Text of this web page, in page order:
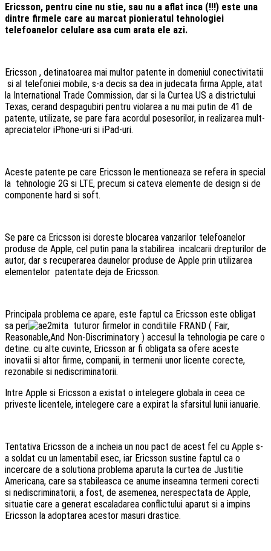
Ericsson, pentru cine nu stie, sau nu a aflat inca (!!!) este una
dintre firmele care au marcat pionieratul tehnologiei
telefoanelor celulare asa cum arata ele azi.
Ericsson , detinatoarea mai multor patente in domeniul conectivitatii
si al telefoniei mobile, s-a decis sa dea in judecata firma Apple, atat
la International Trade Commission, dar si la Curtea US a districtului
Texas, cerand despagubiri pentru violarea a nu mai putin de 41 de
patente, utilizate, se pare fara acordul posesorilor, in realizarea mult-
apreciatelor iPhone-uri si iPad-uri.
Aceste patente pe care Ericsson le mentioneaza se refera in special
la tehnologie 2G si LTE, precum si cateva elemente de design si de
componente hard si soft.
Se pare ca Ericsson isi doreste blocarea vanzarilor telefoanelor
produse de Apple, cel putin pana la stabilirea incalcarii drepturilor de
autor, dar s recuperarea daunelor produse de Apple prin utilizarea
elementelor patentate deja de Ericsson.
Principala problema ce apare, este faptul ca Ericsson este obligat
sa per
mita tuturor firmelor in conditiile FRAND ( Fair,
Reasonable,And Non-Discriminatory ) accesul la tehnologia pe care o
detine. cu alte cuvinte, Ericsson ar fi obligata sa ofere aceste
inovatii si altor firme, companii, in termenii unor licente corecte,
rezonabile si nediscriminatorii.
Intre Apple si Ericsson a existat o intelegere globala in ceea ce
priveste licentele, intelegere care a expirat la sfarsitul lunii ianuarie.
Tentativa Ericsson de a incheia un nou pact de acest fel cu Apple s-
a soldat cu un lamentabil esec, iar Ericsson sustine faptul ca o
incercare de a solutiona problema aparuta la curtea de Justitie
Americana, care sa stabileasca ce anume inseamna termeni corecti
si nediscriminatorii, a fost, de asemenea, nerespectata de Apple,
situatie care a generat escaladarea conflictului aparut si a impins
Ericsson la adoptarea acestor masuri drastice.